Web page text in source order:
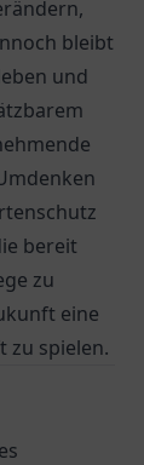
bleibt
und
bereit
zu
eine
zu spielen.